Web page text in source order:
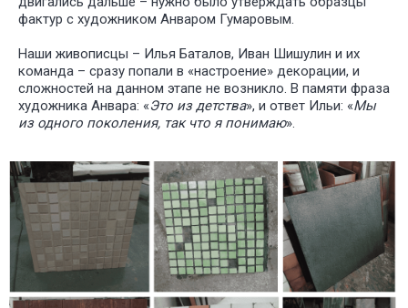
У НАС
ДЛЯ
И
фактур с художником Анваром Гумаровым.
Наши живописцы – Илья Баталов, Иван Шишулин и их
команда – сразу попали в «настроение» декорации, и
сложностей на данном этапе не возникло. В памяти фраза
художника Анвара: «Это из детства», и ответ Ильи: «Мы
из одного поколения, так что я понимаю».